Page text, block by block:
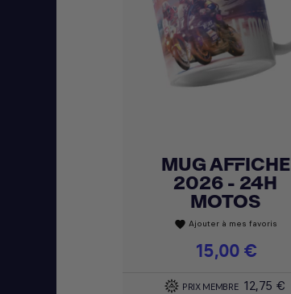
Achat express
MUG AFFICHE
2026 - 24H
MOTOS
favorite Ajouter à mes favoris
Prix
15,00 €
PRIX MEMBRE 12,75 €